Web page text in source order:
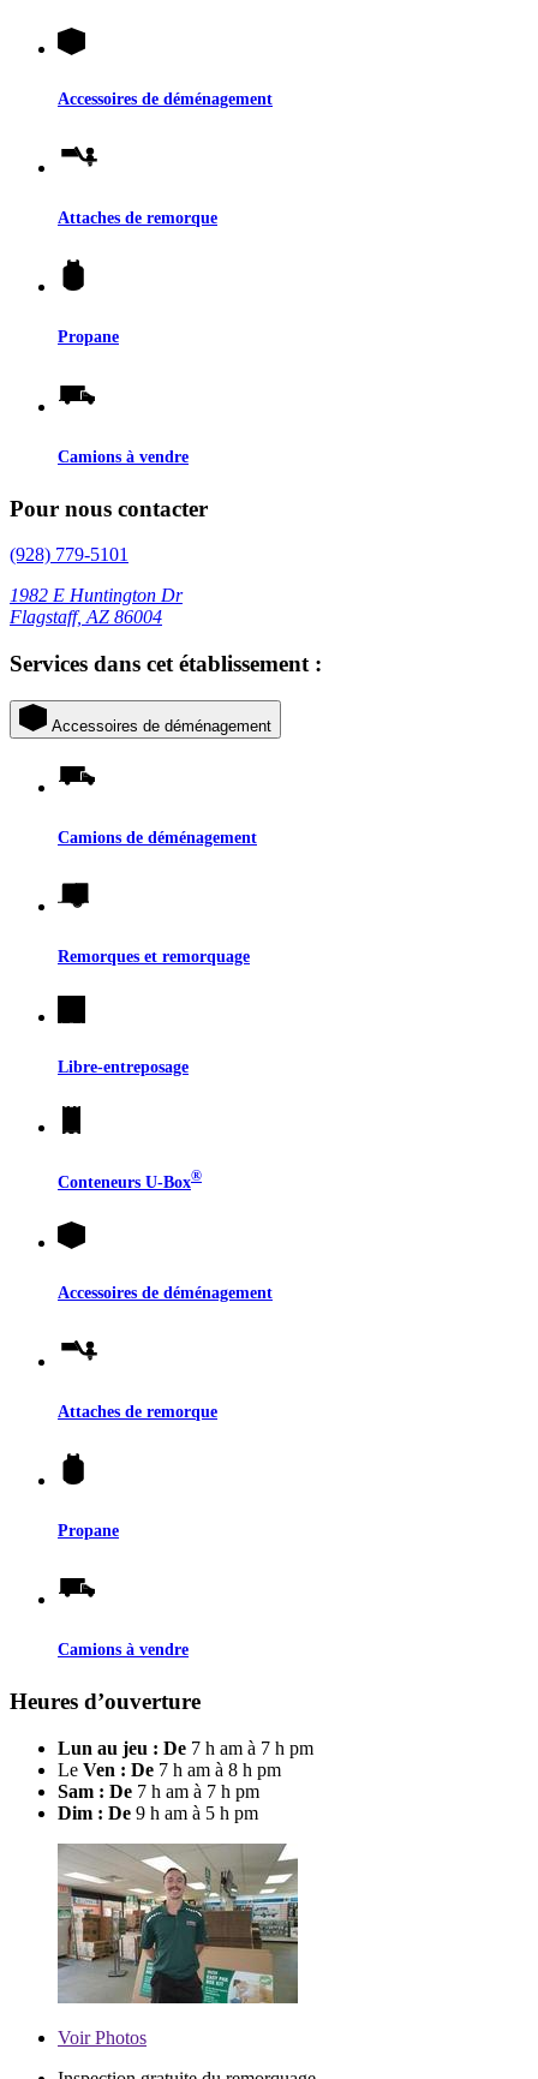
Accessoires de déménagement
Attaches de remorque
Propane
Camions à vendre
Pour nous contacter
(928) 779-5101
1982 E Huntington Dr
Flagstaff, AZ 86004
Services dans cet établissement :
Accessoires de déménagement
Camions de déménagement
Remorques et remorquage
Libre-entreposage
Conteneurs U-Box®
Accessoires de déménagement
Attaches de remorque
Propane
Camions à vendre
Heures d’ouverture
Lun au jeu : De 7 h am à 7 h pm
Le Ven : De 7 h am à 8 h pm
Sam : De 7 h am à 7 h pm
Dim : De 9 h am à 5 h pm
VoirPhotos